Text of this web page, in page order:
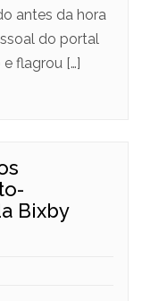
antes da hora
do portal
flagrou […]
Bixby